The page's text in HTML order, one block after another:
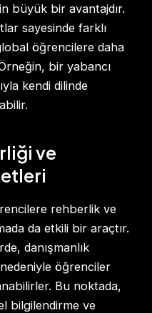
büyük bir avantajdır.
sayesinde farklı
öğrencilere daha
bir yabancı
kendi dilinde
ve
rehberlik ve
da etkili bir araçtır.
danışmanlık
öğrenciler
Bu noktada,
bilgilendirme ve